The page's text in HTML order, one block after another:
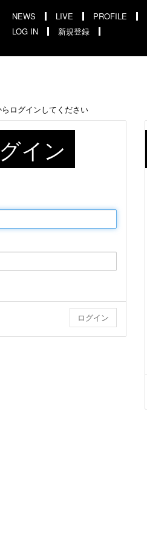
NEWS LIVE PROFILE
LOG IN
新規登録
ログインしてください
イン